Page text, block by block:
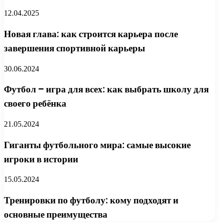
12.04.2025
Новая глава: как строится карьера после
завершения спортивной карьеры
30.06.2024
Футбол – игра для всех: как выбрать школу для
своего ребёнка
21.05.2024
Гиганты футбольного мира: самые высокие
игроки в истории
15.05.2024
Тренировки по футболу: кому подходят и
основные преимущества